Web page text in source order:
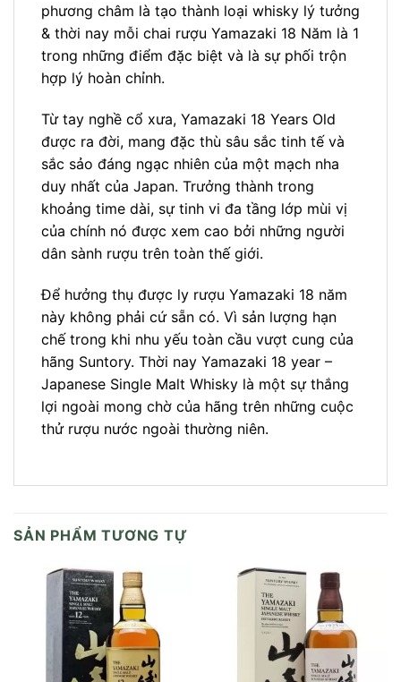
phương châm là tạo thành loại whisky lý tưởng
& thời nay mỗi chai rượu Yamazaki 18 Năm là 1
trong những điểm đặc biệt và là sự phối trộn
hợp lý hoàn chỉnh.
Từ tay nghề cổ xưa, Yamazaki 18 Years Old
được ra đời, mang đặc thù sâu sắc tinh tế và
sắc sảo đáng ngạc nhiên của một mạch nha
duy nhất của Japan. Trưởng thành trong
khoảng time dài, sự tinh vi đa tầng lớp mùi vị
của chính nó được xem cao bởi những người
dân sành rượu trên toàn thế giới.
Để hưởng thụ được ly rượu Yamazaki 18 năm
này không phải cứ sẵn có. Vì sản lượng hạn
chế trong khi nhu yếu toàn cầu vượt cung của
hãng Suntory. Thời nay Yamazaki 18 year –
Japanese Single Malt Whisky là một sự thắng
lợi ngoài mong chờ của hãng trên những cuộc
thử rượu nước ngoài thường niên.
SẢN PHẨM TƯƠNG TỰ